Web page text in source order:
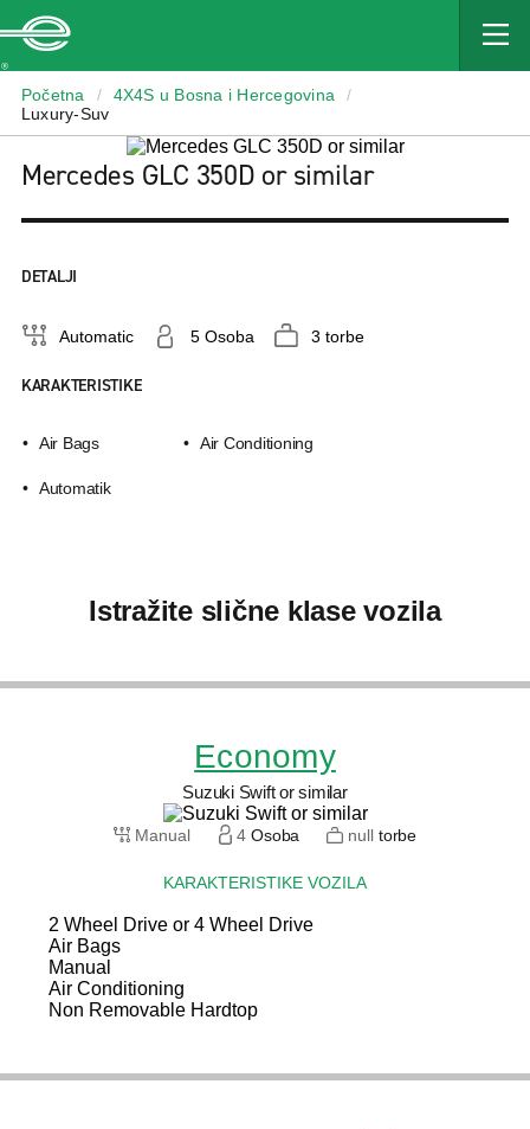
Početna / 4X4S u Bosna i Hercegovina
/
Luxury-Suv
Mercedes GLC 350D or similar
DETALJI
Automatic 5 Osoba 3 torbe
KARAKTERISTIKE
Air Bags
Αutomatik
Air Conditioning
Istražite slične klase vozila
Economy
Suzuki Swift or similar
Manual 4 Osoba null torbe
KARAKTERISTIKE VOZILA
2 Wheel Drive or 4 Wheel Drive
Air Bags
Manual
Air Conditioning
Non Removable Hardtop